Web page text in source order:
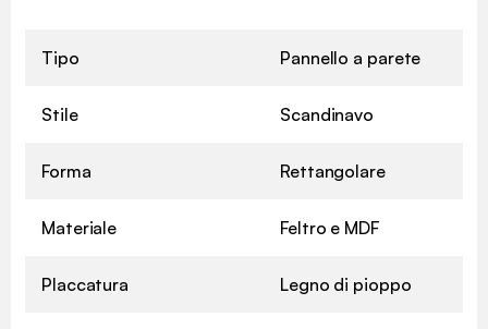
Tipo Pannello a parete
Stile Scandinavo
Forma Rettangolare
Materiale Feltro e MDF
Placcatura Legno di pioppo